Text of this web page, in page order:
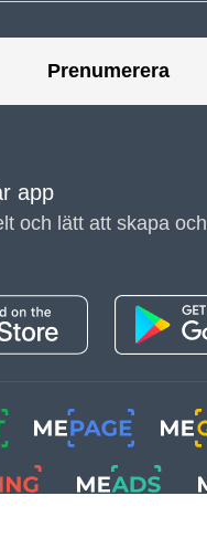
Prenumerera
app
och lätt att skapa